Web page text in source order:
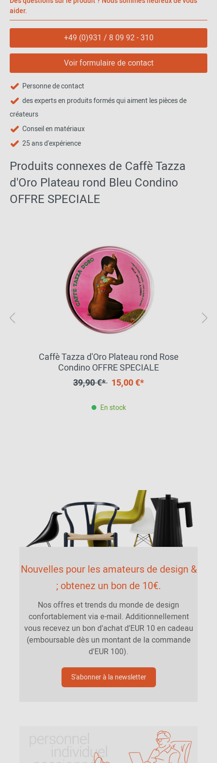
Italy by Mebel.
Note : Cet article est un article unique en son genre. En tant
qu'articles individuels, nous vendons des articles inutilisés et
comme neufs qui ne présentent AUCUN dommage. Il peut s'agir,
par exemple, de modèles abandonnés, de stocks restants ou
d'articles retournés. En outre, comme les articles ne sont
souvent disponibles qu'en quantités limitées, ils sont soumis à
une vente préalable. Les articles uniques, comme toutes les
aider.
+49 (0)931 / 8 09 92 - 310
Voir formulaire de contact
Personne de contact
des experts en produits formés qui aiment les pièces de
créateurs
Conseil en matériaux
25 ans d'expérience
Produits connexes de Caffè Tazza
d'Oro Plateau rond Bleu Condino
OFFRE SPECIALE
Caffè Tazza d'Oro Plateau rond Rose
Condino OFFRE SPECIALE
39,90 €* 15,00 €*
En stock
Nouvelles pour les amateurs de design &
; obtenez un bon de 10€.
Nos offres et trends du monde de design
confortablement via e-mail. Additionnellement
vous recevez un bon d'achat d'EUR 10 en cadeau
(emboursable dès un montant de la commande
d'EUR 100).
S'abonner à la newsletter